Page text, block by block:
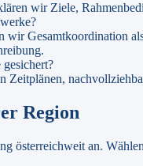
wir Ziele,
wir Gesamtkoordination
Zeitplänen,
Region
österreichweit an.